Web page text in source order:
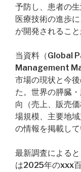
予防し、患者の
医療技術の進歩
が開発されること
当資料（Global
Management
市場の現状と今
た。世界の膵臓
向（売上、販売
場規模、主要地
の情報を掲載して
最新調査による
は2025年のxxx